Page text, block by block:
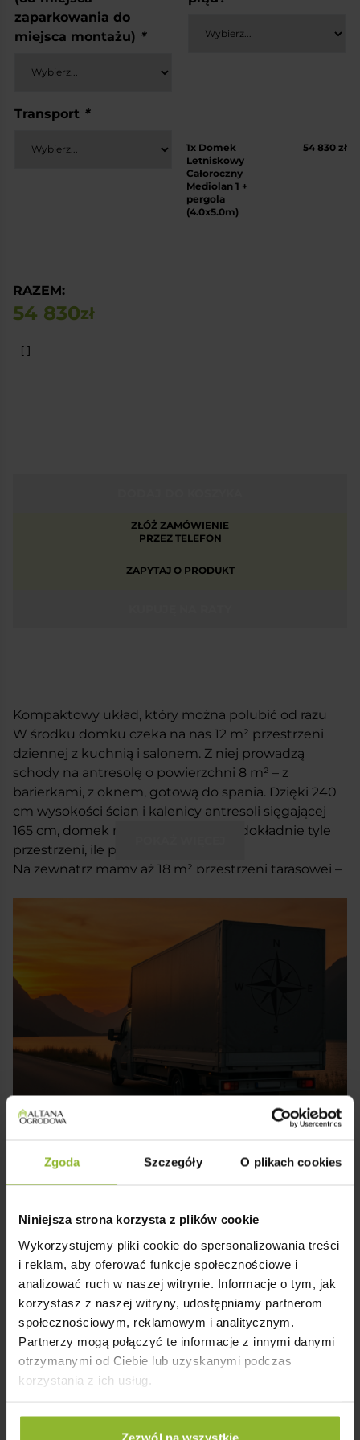
Zgoda Szczegóły O plikach cookies
Niniejsza strona korzysta z plików cookie
Wykorzystujemy pliki cookie do spersonalizowania treści
i reklam, aby oferować funkcje społecznościowe i
analizować ruch w naszej witrynie. Informacje o tym, jak
korzystasz z naszej witryny, udostępniamy partnerom
społecznościowym, reklamowym i analitycznym.
Partnerzy mogą połączyć te informacje z innymi danymi
otrzymanymi od Ciebie lub uzyskanymi podczas
korzystania z ich usług.
Kompaktowy układ, który można polubić od razu
W środku domku czeka na nas 12 m² przestrzeni
dziennej z kuchnią i salonem. Z niej prowadzą
schody na antresolę o powierzchni 8 m² – z
barierkami, z oknem, gotową do spania. Dzięki 240
cm wysokości ścian i kalenicy antresoli sięgającej
165 cm, domek nie przytłacza i daje dokładnie tyle
przestrzeni, ile potrzeba.
Na zewnątrz mamy aż 18 m² przestrzeni tarasowej –
bryłę – miejsce do relaksu, bez zamykania się w
Dwa okna rozwierno-uchylne 90×70 cm wpuszczają
do wnętrza dużo dziennego światła. Układ jest
czytelny, sprawdzony i wygodny. Wszystko zamyka
się pod dachem dwuspadowym o kącie 45°, który
nadaje konstrukcji właściwe proporcje i wizualną
To domek dla tych, którzy lubią być blisko natury –
ale z komfortem i estetyką, która cieszy za każdym
razem, gdy się do niego podchodzi.
zakątku kraju.
✔️ Kompleksowa usługa: transport, rozładunek i
zaparkowania do
miejsca montażu) *
Transport *
1x Domek
Letniskowy
Całoroczny
Mediolan 1 +
pergola
(4.0x5.0m)
54 830 zł
RAZEM:
54 830zł
ZŁÓŻ ZAMÓWIENIE
PRZEZ TELEFON
ZAPYTAJ O PRODUKT